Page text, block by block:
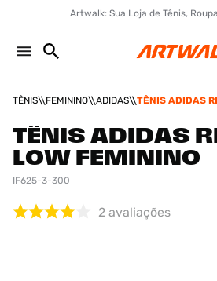
Artwalk: Sua Loja de Tênis,
TÊNIS FEMININO ADIDAS TÊNIS ADIDAS
TÊNIS ADIDAS
LOW FEMININO
IF625-3-300
2 avaliações